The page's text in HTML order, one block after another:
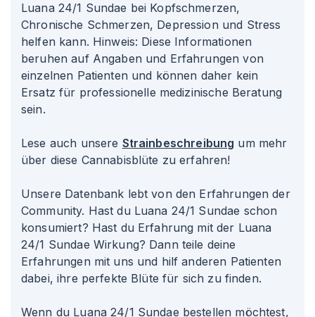
Luana 24/1 Sundae bei Kopfschmerzen,
Chronische Schmerzen, Depression und Stress
helfen kann. Hinweis: Diese Informationen
beruhen auf Angaben und Erfahrungen von
einzelnen Patienten und können daher kein
Ersatz für professionelle medizinische Beratung
sein.
Lese auch unsere Strainbeschreibung um mehr
über diese Cannabisblüte zu erfahren!
Unsere Datenbank lebt von den Erfahrungen der
Community. Hast du Luana 24/1 Sundae schon
konsumiert? Hast du Erfahrung mit der Luana
24/1 Sundae Wirkung? Dann teile deine
Erfahrungen mit uns und hilf anderen Patienten
dabei, ihre perfekte Blüte für sich zu finden.
Wenn du Luana 24/1 Sundae bestellen möchtest,